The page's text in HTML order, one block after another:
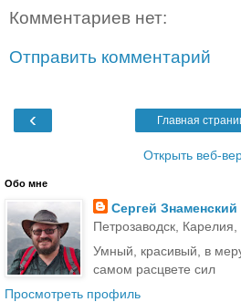
Комментариев нет:
Отправить комментарий
‹ Главная
Открыть веб-
Обо мне
Сергей Знаменский
Петрозаводск, Карелия,
Умный, красивый, в
самом расцвете сил
Просмотреть профиль